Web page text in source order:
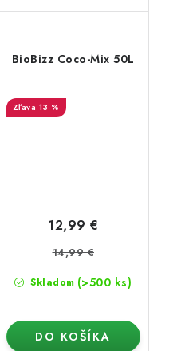
BioBizz Coco-Mix 50L
13 %
Skladom (>500 ks)
12,99 €
14,99 €
DO KOŠÍKA